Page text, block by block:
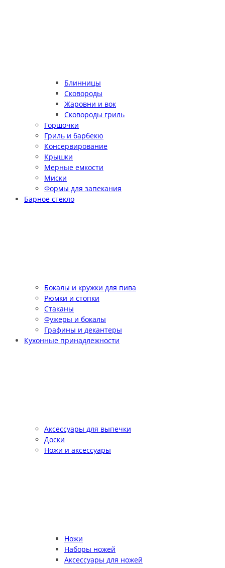
Блинницы
Сковороды
Жаровни и вок
Сковороды гриль
Горшочки
Гриль и барбекю
Консервирование
Крышки
Мерные емкости
Миски
Формы для запекания
Барное стекло
Бокалы и кружки для пива
Рюмки и стопки
Стаканы
Фужеры и бокалы
Графины и декантеры
Кухонные принадлежности
Аксессуары для выпечки
Доски
Ножи и аксессуары
Ножи
Наборы ножей
Аксессуары для ножей